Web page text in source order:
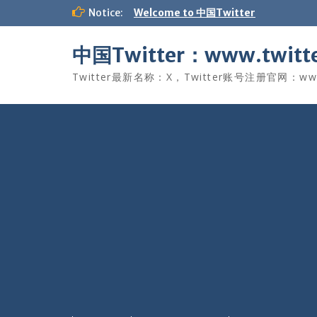
Notice: Welcome to 中国Twitter
中国Twitter：
Twitter最新名称：X，Twitter账号注册官网：